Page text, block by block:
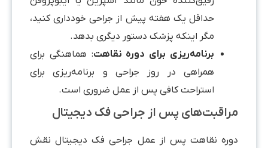
حداقل یک هفته پیش از جراحی خودداری کنید،
مگر اینکه پزشک دستور دیگری بدهد.
برنامه‌ریزی برای دوره نقاهت: هماهنگی برای
همراهی در روز جراحی و برنامه‌ریزی برای
استراحت کافی پس از عمل ضروری است.
پس از جراحی فک دیجیتال
نقاهت پس از عمل جراحی فک دیجیتال نقش